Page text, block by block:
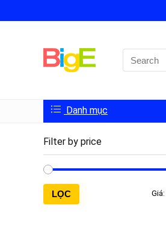
Danh mục
Filter by price
LỌC Giá: